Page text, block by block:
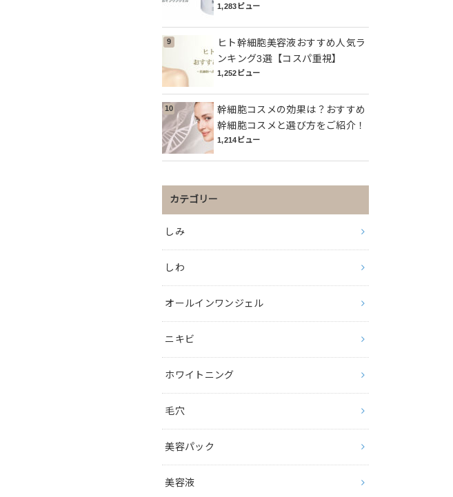
1,283ビュー
ヒト幹細胞美容液おすすめ人気ラ
ンキング3選【コスパ重視】
1,252ビュー
幹細胞コスメの効果は？おすすめ
幹細胞コスメと選び方をご紹介！
1,214ビュー
カテゴリー
しみ
しわ
オールインワンジェル
ニキビ
ホワイトニング
毛穴
美容パック
美容液